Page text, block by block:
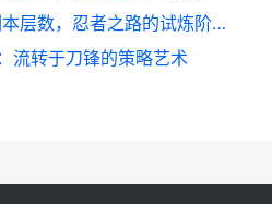
火影忍者手游秘境副本层数，忍者之路的试炼阶梯，副标题，秘境攀登，实力与策略的双重考验
流转于刀锋的策略艺术